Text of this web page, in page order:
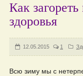
Как
здоровья
12.05.2015 1
Всю зиму мы с